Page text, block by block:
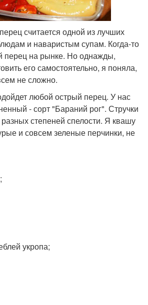
считается одной из лучших
и наваристым супам. Когда-то
перец на рынке. Но однажды,
его самостоятельно, я поняла,
не сложно.
любой острый перец. У нас
- сорт "Бараний рог". Стручки
степеней спелости. Я квашу
и совсем зеленые перчинки, не
укропа;